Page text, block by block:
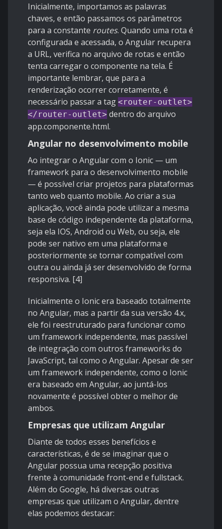
Inicialmente, importamos as palavras
chaves, e então passamos os parâmetros
para a constante routes. Quando uma rota é
configurada e acessada, o Angular recupera
a URL, verifica no arquivo de rotas e então
tenta carregar o componente na tela. É
importante lembrar, que para a
renderização ocorrer corretamente, é
necessário passar a tag <router-outlet>
</router-outlet> dentro do arquivo
app.componente.html.
Angular no desenvolvimento mobile
Ao integrar o Angular com o Ionic — um
framework para o desenvolvimento mobile
— é possível criar projetos para plataformas
tanto web quanto mobile. Ao criar a sua
aplicação, você ainda pode utilizar a mesma
base de código independente da plataforma,
seja ela IOS, Android ou Web, ou seja, ele
pode ser nativo em uma plataforma e
posteriormente se tornar compatível com
outra ou ainda já ser desenvolvido de forma
responsiva. [4]
Inicialmente o Ionic era baseado totalmente
no Angular, mas a partir da sua versão 4.x,
ele foi reestruturado para funcionar como
um framework independente, mas passível
de integração com outros frameworks do
JavaScript, tal como o Angular. Apesar de ser
um framework independente, como o Ionic
era baseado em Angular, ao juntá-los
novamente é possível obter o melhor de
ambos.
Empresas que utilizam Angular
Diante de todos esses benefícios e
características, é de se imaginar que o
Angular possua uma recepção positiva
frente à comunidade front-end e fullstack.
Além do Google, há diversas outras
empresas que utilizam o Angular, dentre
elas podemos destacar: